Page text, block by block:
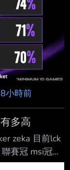
8小時前
多高
zeka 目前lck
賽冠 msi冠之
陸陸續續都有